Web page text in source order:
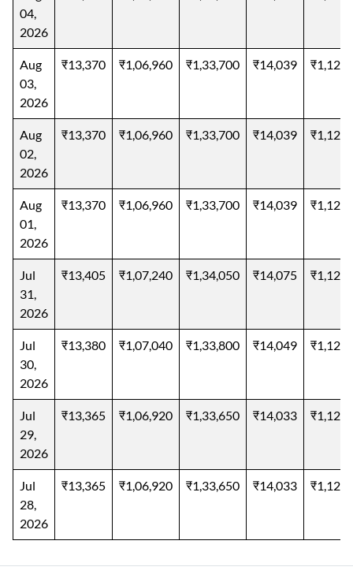
04,
2026
Aug
03,
2026
₹13,370 ₹1,06,960 ₹1,33,700 ₹14,039
Aug
02,
2026
₹13,370 ₹1,06,960 ₹1,33,700 ₹14,039
Aug
01,
2026
₹13,370 ₹1,06,960 ₹1,33,700 ₹14,039
Jul
31,
2026
₹13,405 ₹1,07,240 ₹1,34,050 ₹14,075
Jul
30,
2026
₹13,380 ₹1,07,040 ₹1,33,800 ₹14,049
Jul
29,
2026
₹13,365 ₹1,06,920 ₹1,33,650 ₹14,033
Jul
28,
2026
₹13,365 ₹1,06,920 ₹1,33,650 ₹14,033